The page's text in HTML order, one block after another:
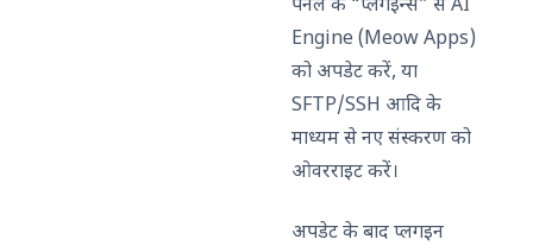
पैनल के “प्लगइन्स” से AI
Engine (Meow Apps)
को अपडेट करें, या
SFTP/SSH आदि के
माध्यम से नए संस्करण को
ओवरराइट करें।
अपडेट के बाद प्लगइन